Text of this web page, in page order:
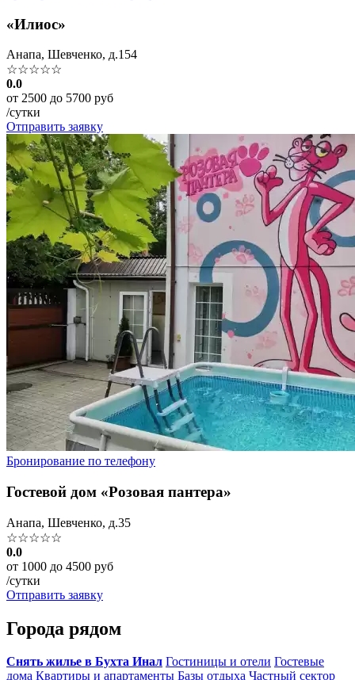
«Илиос»
Анапа, Шевченко, д.154
☆☆☆☆☆
0.0
от 2500 до 5700 руб
/сутки
Отправить заявку
Бронирование по телефону
Гостевой дом «Розовая пантера»
Анапа, Шевченко, д.35
☆☆☆☆☆
0.0
от 1000 до 4500 руб
/сутки
Отправить заявку
Города рядом
Снять жилье в Бухта Инал Гостиницы и отели Гостевые
дома Квартиры и апартаменты Базы отдыха Частный сектор